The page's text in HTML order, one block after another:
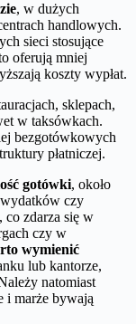
, w dużych
handlowych.
sieci stosujące
oferują mniej
koszty wypłat.
sklepach,
w taksówkach.
bezgotówkowych
płatniczej.
gotówki, około
czy
co zdarza się w
czy w
wymienić
lub kantorze,
natomiast
i marże bywają